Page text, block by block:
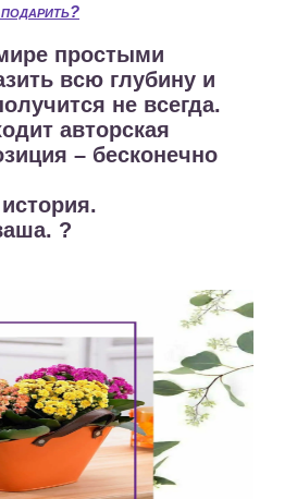
простыми
всю глубину и
не всегда.
авторская
– бесконечно
?